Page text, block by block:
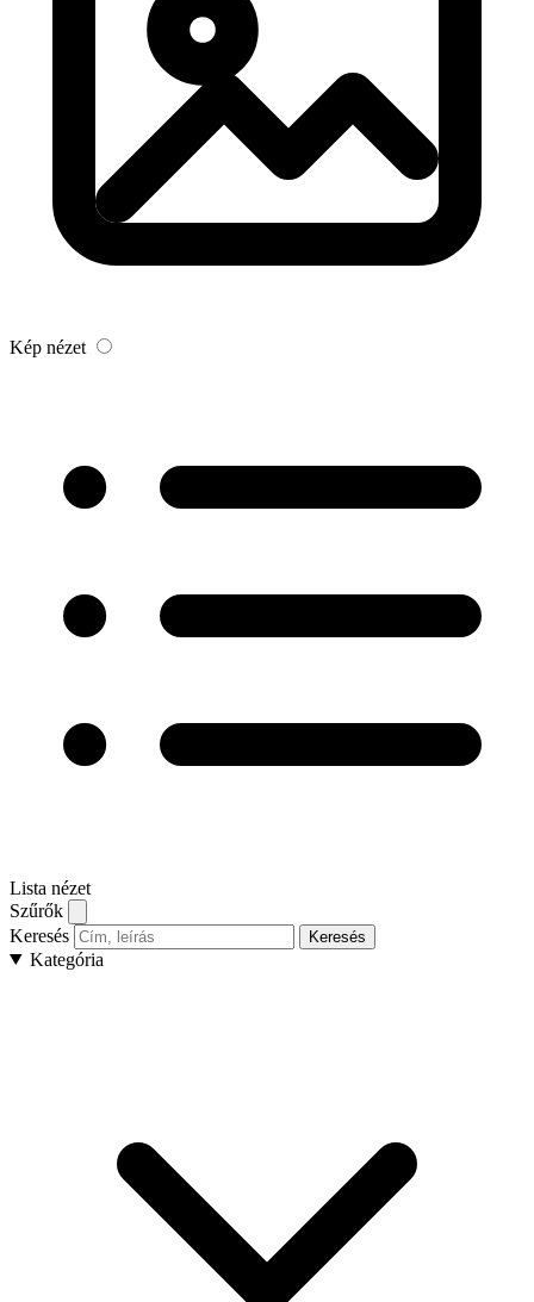
Kép nézet
Lista nézet
Szűrők
Keresés
Keresés
Kategória